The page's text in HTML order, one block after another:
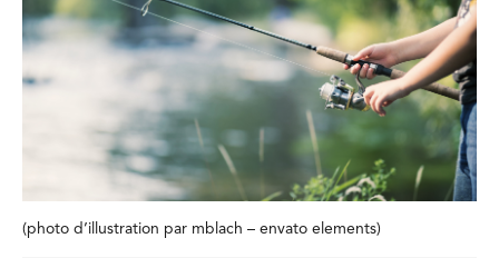
(photo d’illustration par mblach – envato elements)